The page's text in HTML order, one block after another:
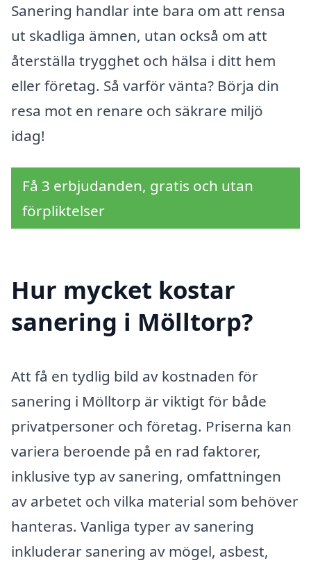
Sanering handlar inte bara om att rensa
ut skadliga ämnen, utan också om att
återställa trygghet och hälsa i ditt hem
eller företag. Så varför vänta? Börja din
resa mot en renare och säkrare miljö
idag!
Få 3 erbjudanden, gratis och utan
förpliktelser
Hur mycket kostar
sanering i Mölltorp?
Att få en tydlig bild av kostnaden för
sanering i Mölltorp är viktigt för både
privatpersoner och företag. Priserna kan
variera beroende på en rad faktorer,
inklusive typ av sanering, omfattningen
av arbetet och vilka material som behöver
hanteras. Vanliga typer av sanering
inkluderar sanering av mögel, asbest,